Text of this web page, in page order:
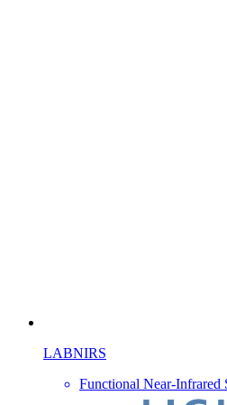
LABNIRS
Functional Near-Infrared